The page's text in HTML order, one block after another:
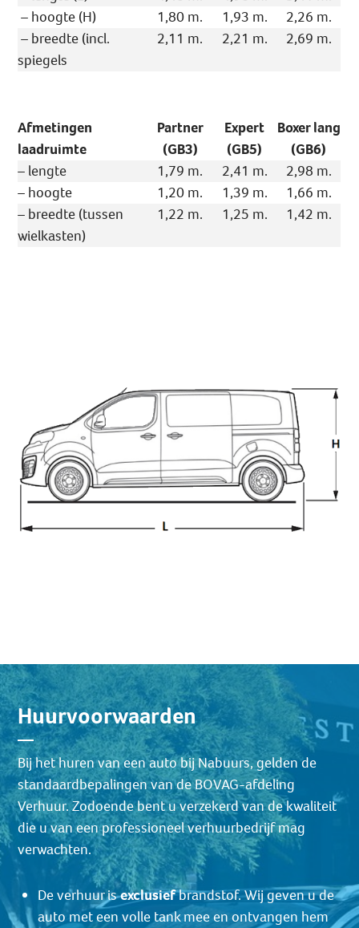
– hoogte (H)
1,80 m. 1,93 m.
2,26 m.
– breedte (incl.
spiegels
2,11 m. 2,21 m. 2,69 m.
Afmetingen
laadruimte
Partner
(GB3)
Expert
(GB5)
Boxer lang
(GB6)
– lengte
1,79 m. 2,41 m.
2,98 m.
– hoogte
1,20 m. 1,39 m.
1,66 m.
– breedte (tussen
wielkasten)
1,22 m. 1,25 m. 1,42 m.
Huurvoorwaarden
Bij het huren van een auto bij Nabuurs, gelden de
standaardbepalingen van de BOVAG-afdeling
Verhuur. Zodoende bent u verzekerd van de kwaliteit
die u van een professioneel verhuurbedrijf mag
verwachten.
De verhuur isexclusiefbrandstof. Wij geven u de
auto met een volle tank mee en ontvangen hem